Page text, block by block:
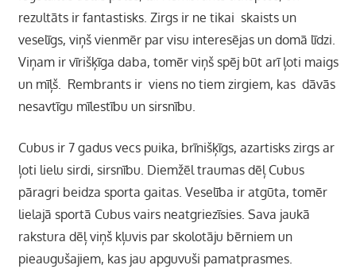
rezultāts ir fantastisks. Zirgs ir ne tikai skaists un
veselīgs, viņš vienmēr par visu interesējas un domā līdzi.
Viņam ir vīrišķīga daba, tomēr viņš spēj būt arī ļoti maigs
un mīļš. Rembrants ir viens no tiem zirgiem, kas dāvās
nesavtīgu mīlestību un sirsnību.
Cubus ir 7 gadus vecs puika, brīnišķīgs, azartisks zirgs ar
ļoti lielu sirdi, sirsnību. Diemžēl traumas dēļ Cubus
pāragri beidza sporta gaitas. Veselība ir atgūta, tomēr
lielajā sportā Cubus vairs neatgriezīsies. Sava jaukā
rakstura dēļ viņš kļuvis par skolotāju bērniem un
pieaugušajiem, kas jau apguvuši pamatprasmes.